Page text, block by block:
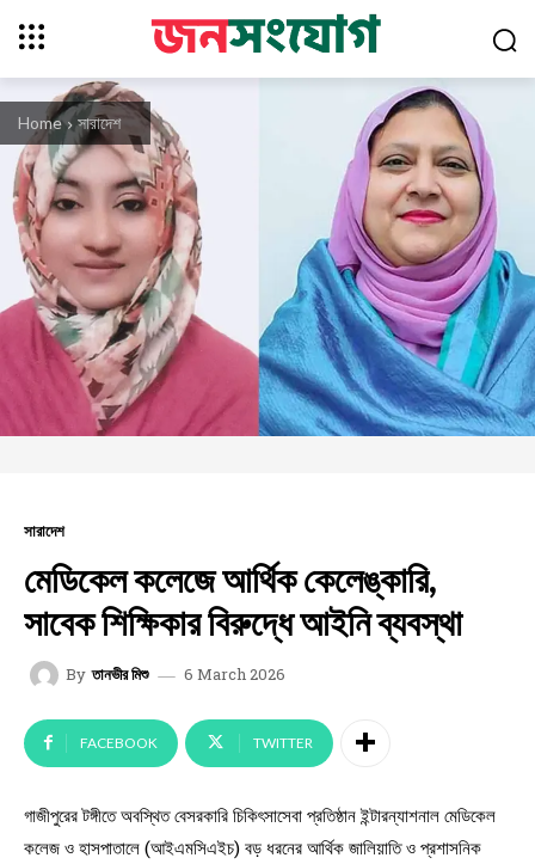
Home সারাদেশ
সারাদেশ
মেডিকেল কলেজে আর্থিক কেলেঙ্কারি,
সাবেক শিক্ষিকার বিরুদ্ধে আইনি ব্যবস্থা
By তানভীর মিশু 6 March 2026
FACEBOOK TWITTER
গাজীপুরের টঙ্গীতে অবস্থিত বেসরকারি চিকিৎসাসেবা প্রতিষ্ঠান ইন্টারন্যাশনাল মেডিকেল
কলেজ ও হাসপাতালে (আইএমসিএইচ) বড় ধরনের আর্থিক জালিয়াতি ও প্রশাসনিক